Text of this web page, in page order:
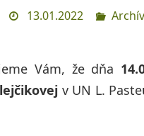
13.01.2022 Archív
Vám, že dňa
v UN L.